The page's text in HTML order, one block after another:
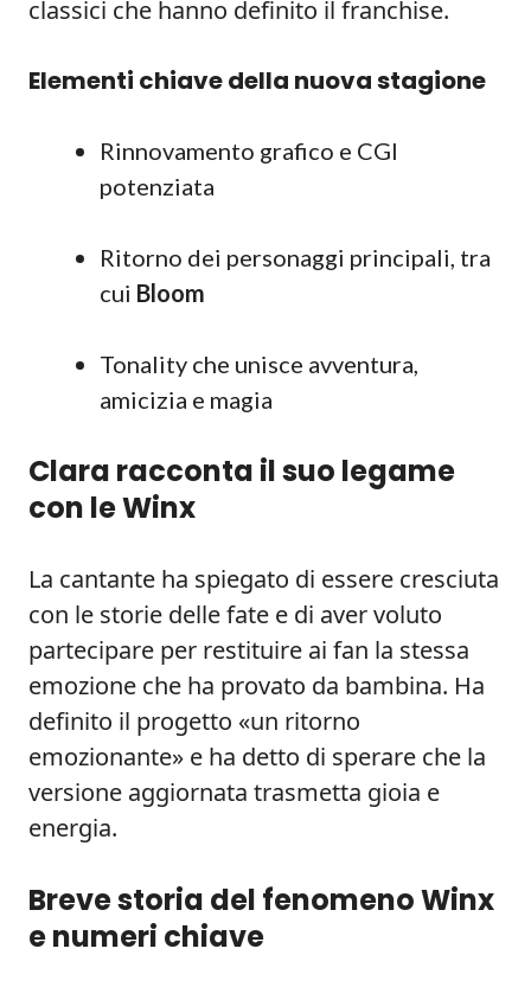
classici che hanno definito il franchise.
Elementi chiave della nuova stagione
Rinnovamento grafico e CGI
potenziata
Ritorno dei personaggi principali, tra
cui Bloom
Tonality che unisce avventura,
amicizia e magia
Clara racconta il suo legame
con le Winx
La cantante ha spiegato di essere cresciuta
con le storie delle fate e di aver voluto
partecipare per restituire ai fan la stessa
emozione che ha provato da bambina. Ha
definito il progetto «un ritorno
emozionante» e ha detto di sperare che la
versione aggiornata trasmetta gioia e
energia.
Breve storia del fenomeno Winx
e numeri chiave